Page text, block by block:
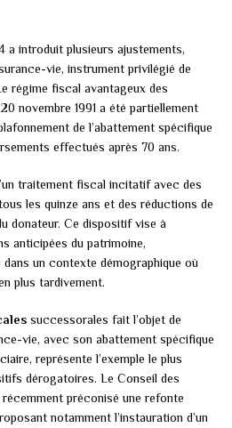
a introduit plusieurs ajustements,
vie, instrument privilégié de
régime fiscal avantageux des
novembre 1991 a été partiellement
de l’abattement spécifique
effectués après 70 ans.
traitement fiscal incitatif avec des
les quinze ans et des réductions de
donateur. Ce dispositif vise à
anticipées du patrimoine,
un contexte démographique où
plus tardivement.
successorales fait l’objet de
vie, avec son abattement spécifique
représente l’exemple le plus
dérogatoires. Le Conseil des
préconisé une refonte
notamment l’instauration d’un